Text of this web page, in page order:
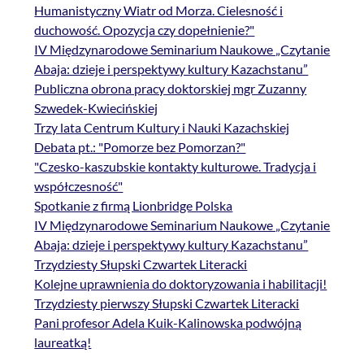
Humanistyczny Wiatr od Morza. Cielesność i
duchowość. Opozycja czy dopełnienie?"
IV Międzynarodowe Seminarium Naukowe „Czytanie
Abaja: dzieje i perspektywy kultury Kazachstanu”
Publiczna obrona pracy doktorskiej mgr Zuzanny
Szwedek-Kwiecińskiej
Trzy lata Centrum Kultury i Nauki Kazachskiej
Debata pt.: "Pomorze bez Pomorzan?"
"Czesko-kaszubskie kontakty kulturowe. Tradycja i
współczesność"
Spotkanie z firmą Lionbridge Polska
IV Międzynarodowe Seminarium Naukowe „Czytanie
Abaja: dzieje i perspektywy kultury Kazachstanu”
Trzydziesty Słupski Czwartek Literacki
Kolejne uprawnienia do doktoryzowania i habilitacji!
Trzydziesty pierwszy Słupski Czwartek Literacki
Pani profesor Adela Kuik-Kalinowska podwójną
laureatką!